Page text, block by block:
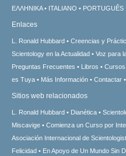
ΕΛΛΗΝΙΚA
ITALIANO PORTUGUÊS
Enlaces
L. Ronald Hubbard Creencias y
Scientology en la Actualidad
Voz para
Preguntas Frecuentes
Libros
es Tuya
Más Información Contactar
Sitios web relacionados
L. Ronald Hubbard Dianética
Miscavige
Comienza un Curso por
Asociación Internacional de
Felicidad
En Apoyo de Un Mundo Sin